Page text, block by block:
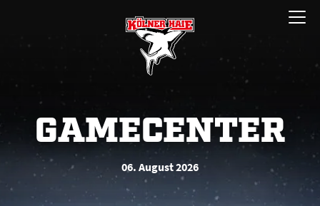
Menü
öffnen
GAMECENTER
06. August 2026